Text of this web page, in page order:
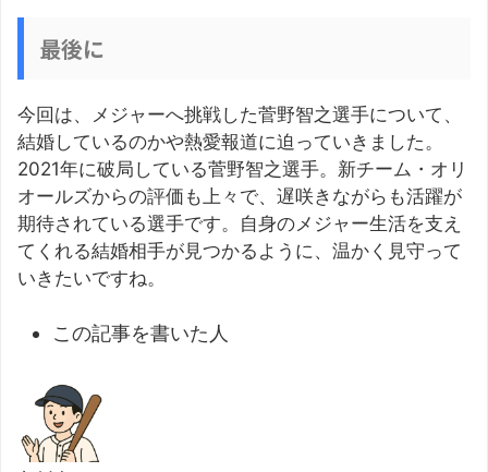
最後に
今回は、メジャーへ挑戦した菅野智之選手について、
結婚しているのかや熱愛報道に迫っていきました。
2021年に破局している菅野智之選手。新チーム・オリ
オールズからの評価も上々で、遅咲きながらも活躍が
期待されている選手です。自身のメジャー生活を支え
てくれる結婚相手が見つかるように、温かく見守って
いきたいですね。
この記事を書いた人